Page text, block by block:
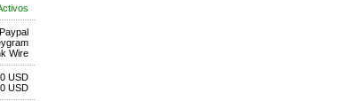
Paypal
Wire
USD
USD